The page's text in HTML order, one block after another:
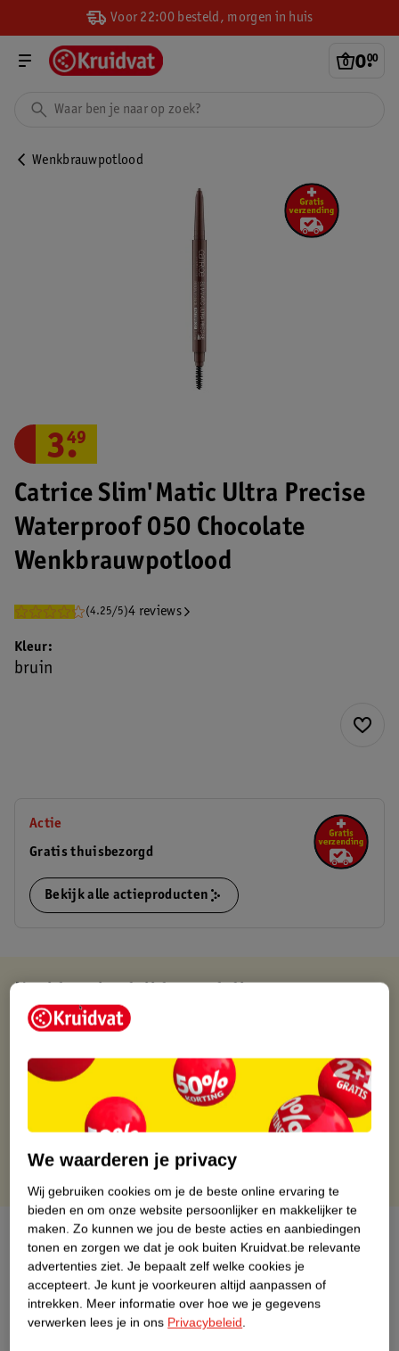
Voor 22:00 besteld, morgen in huis
0.
00
Wenkbrauwpotlood
Catrice Slim'Matic Ultra Precise
Waterproof 050 Chocolate
Wenkbrauwpotlood
(4.25/5)4 reviews
3.
49
Kleur
bruin
Actie
Gratis thuisbezorgd
Bekijk alle actieproducten
Gratis ophalen in de winkel
Gratis thuisbezorgd vanaf 50.00
Gratis retourneren binnen 30 dagen
Gratis punten met je Kruidvat kaart
Over dit product
Productinformatie
Etiketinformatie
We waarderen je privacy
Wij gebruiken cookies om je de beste online ervaring te
bieden en om onze website persoonlijker en makkelijker te
maken. Zo kunnen we jou de beste acties en aanbiedingen
tonen en zorgen we dat je ook buiten Kruidvat.be relevante
advertenties ziet. Je bepaalt zelf welke cookies je
accepteert. Je kunt je voorkeuren altijd aanpassen of
intrekken. Meer informatie over hoe we je gegevens
verwerken lees je in ons Privacybeleid.